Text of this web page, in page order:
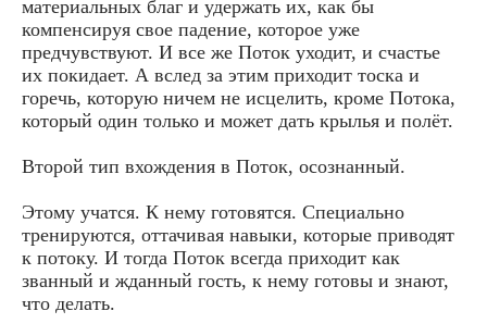
материальных благ и удержать их, как бы
компенсируя свое падение, которое уже
предчувствуют. И все же Поток уходит, и счастье
их покидает. А вслед за этим приходит тоска и
горечь, которую ничем не исцелить, кроме Потока,
который один только и может дать крылья и полёт.
Второй тип вхождения в Поток, осознанный.
Этому учатся. К нему готовятся. Специально
тренируются, оттачивая навыки, которые приводят
к потоку. И тогда Поток всегда приходит как
званный и жданный гость, к нему готовы и знают,
что делать.